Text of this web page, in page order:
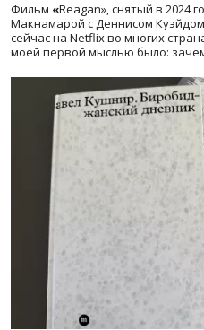
Фильм «Reagan», снятый в 2024
Макнамарой с Деннисом
сейчас на Netflix во многих
моей первой мыслью было: